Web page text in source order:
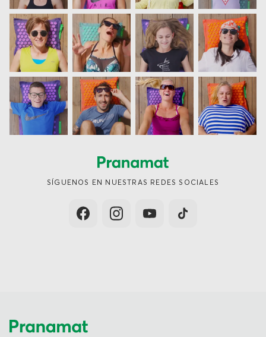
SÍGUENOS EN NUESTRAS REDES SOCIALES